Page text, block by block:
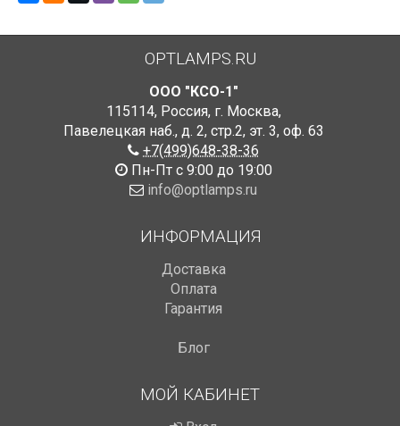
OPTLAMPS.RU
ООО "КСО-1"
115114, Россия, г. Москва,
Павелецкая наб., д. 2, стр.2, эт. 3, оф. 63
+7(499)648-38-36
Пн-Пт с 9:00 до 19:00
info@optlamps.ru
ИНФОРМАЦИЯ
Доставка
Оплата
Гарантия
Блог
МОЙ КАБИНЕТ